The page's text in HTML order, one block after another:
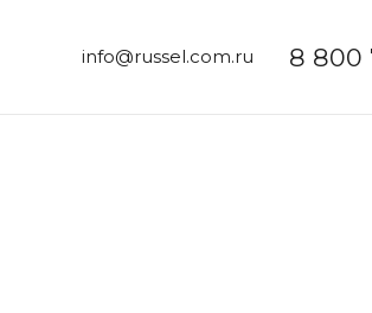
info@russel.com.ru 8 800